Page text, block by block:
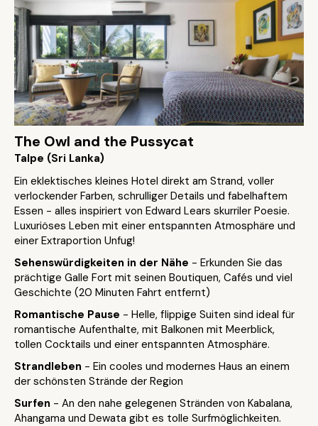
The Owl and the Pussycat
Talpe (Sri Lanka)
Ein eklektisches kleines Hotel direkt am Strand, voller
verlockender Farben, schrulliger Details und fabelhaftem
Essen - alles inspiriert von Edward Lears skurriler Poesie.
Luxuriöses Leben mit einer entspannten Atmosphäre und
einer Extraportion Unfug!
Sehenswürdigkeiten in der Nähe - Erkunden Sie das
prächtige Galle Fort mit seinen Boutiquen, Cafés und viel
Geschichte (20 Minuten Fahrt entfernt)
Romantische Pause - Helle, flippige Suiten sind ideal für
romantische Aufenthalte, mit Balkonen mit Meerblick,
tollen Cocktails und einer entspannten Atmosphäre.
Strandleben - Ein cooles und modernes Haus an einem
der schönsten Strände der Region
Surfen - An den nahe gelegenen Stränden von Kabalana,
Ahangama und Dewata gibt es tolle Surfmöglichkeiten.